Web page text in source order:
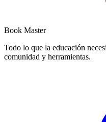
Book Master
Todo lo que la educación
comunidad y herramientas.